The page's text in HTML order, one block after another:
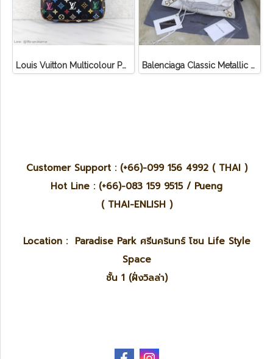
Louis Vuitton Multicolour Pochette Canvas Balenciaga Classic Metallic Edge City Bag
Customer Support : (+66)-099 156 4992 ( THAI )
Hot Line : (+66)-083 159 9515 / Pueng
( THAI-ENLISH )
Location : Paradise Park ศรีนครินทร์ โซน Life Style
Space
ชั้น 1 (ฝั่งวิลล่า)